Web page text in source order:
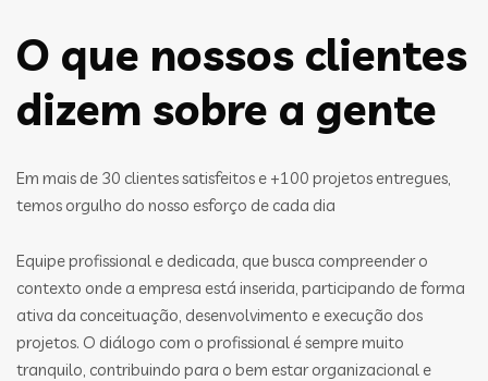
O que nossos clientes
dizem sobre a gente
Em mais de 30 clientes satisfeitos e +100 projetos entregues,
temos orgulho do nosso esforço de cada dia
Equipe profissional e dedicada, que busca compreender o
contexto onde a empresa está inserida, participando de forma
ativa da conceituação, desenvolvimento e execução dos
projetos. O diálogo com o profissional é sempre muito
tranquilo, contribuindo para o bem estar organizacional e